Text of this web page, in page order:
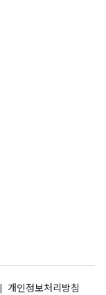
개인정보처리방침